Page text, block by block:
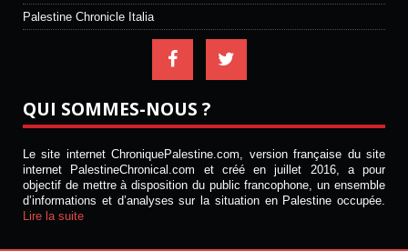
Palestine Chronicle Italia
QUI SOMMES-NOUS ?
Le site internet ChroniquePalestine.com, version française du site
internet PalestineChronical.com et créé en juillet 2016, a pour
objectif de mettre à disposition du public francophone, un ensemble
d’informations et d’analyses sur la situation en Palestine occupée.
Lire la suite